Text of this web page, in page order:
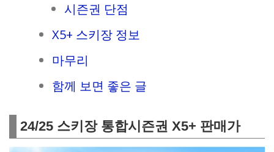
시즌권 단점
X5+ 스키장 정보
마무리
함께 보면 좋은 글
24/25 스키장 통합시즌권 X5+ 판매가